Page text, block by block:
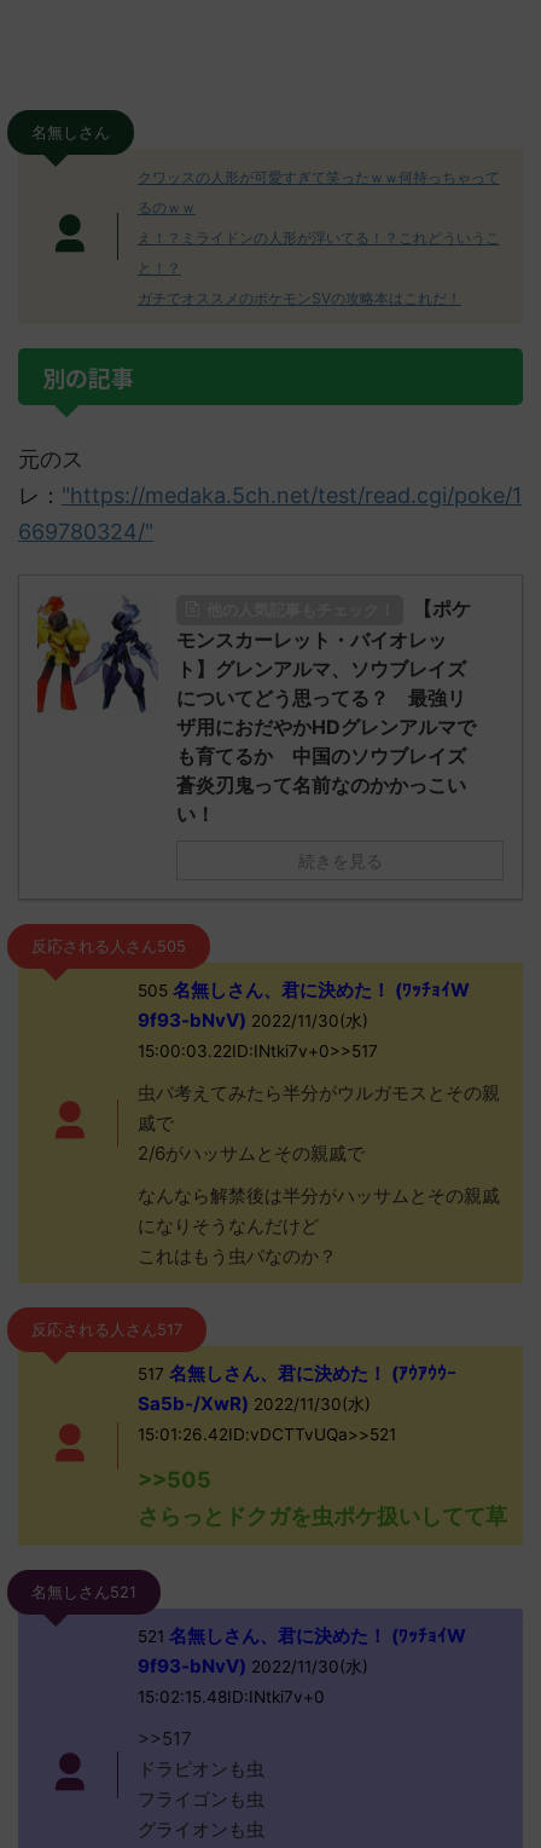
名無しさん
クワッスの人形が可愛すぎて笑ったｗｗ何持っちゃって
るのｗｗ
え！？ミライドンの人形が浮いてる！？これどういうこ
と！？
ガチでオススメのポケモンSVの攻略本はこれだ！
別の記事
元のス
レ： "https://medaka.5ch.net/test/read.cgi/poke/1
669780324/"
【ポケ
モンスカーレット・バイオレッ
ト】グレンアルマ、ソウブレイズ
についてどう思ってる？ 最強リ
ザ用におだやかHDグレンアルマで
も育てるか 中国のソウブレイズ
蒼炎刃鬼って名前なのかかっこい
い！
続きを見る
反応される人さん505
505名無しさん、君に決めた！ (ﾜｯﾁｮｲW
9f93-bNvV) 2022/11/30(水)
15:00:03.22ID:INtki7v+0>>517
虫パ考えてみたら半分がウルガモスとその親
戚で
2/6がハッサムとその親戚で
なんなら解禁後は半分がハッサムとその親戚
になりそうなんだけど
これはもう虫パなのか？
反応される人さん517
517 名無しさん、君に決めた！ (ｱｳｱｳｳｰ
Sa5b-/XwR) 2022/11/30(水)
15:01:26.42ID:vDCTTvUQa>>521
>>505
さらっとドクガを虫ポケ扱いしてて草
名無しさん521
521 名無しさん、君に決めた！ (ﾜｯﾁｮｲW
9f93-bNvV) 2022/11/30(水)
15:02:15.48ID:INtki7v+0
>>517
ドラピオンも虫
フライゴンも虫
グライオンも虫